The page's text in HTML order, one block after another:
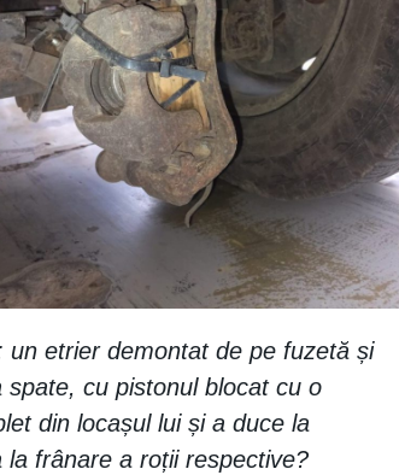
etrier demontat de pe fuzetă și
spate, cu pistonul blocat cu o
din locașul lui și a duce la
frânare a roții respective?